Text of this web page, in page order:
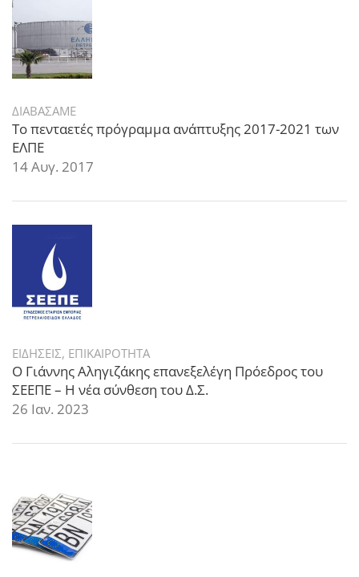
ΔΙΑΒΑΣΑΜΕ
Το πενταετές πρόγραμμα ανάπτυξης 2017-2021 των
ΕΛΠΕ
14 Αυγ. 2017
ΕΙΔΗΣΕΙΣ, ΕΠΙΚΑΙΡΟΤΗΤΑ
Ο Γιάννης Αληγιζάκης επανεξελέγη Πρόεδρος του
ΣΕΕΠΕ – Η νέα σύνθεση του Δ.Σ.
26 Ιαν. 2023